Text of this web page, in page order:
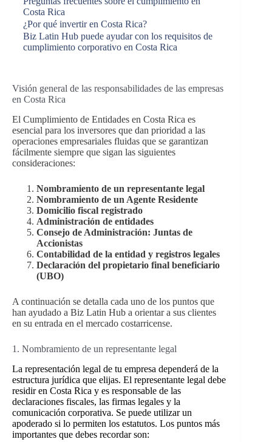
Costa Rica
¿Por qué invertir en Costa Rica?
Biz Latin Hub puede ayudar con los requisitos de
cumplimiento corporativo en Costa Rica
Visión general de las responsabilidades de las empresas
en Costa Rica
El Cumplimiento de Entidades en Costa Rica es
esencial para los inversores que dan prioridad a las
operaciones empresariales fluidas que se garantizan
fácilmente siempre que sigan las siguientes
consideraciones:
Nombramiento de un representante legal
Nombramiento de un Agente Residente
Domicilio fiscal registrado
Administración de entidades
Consejo de Administración: Juntas de
Accionistas
Contabilidad de la entidad y registros legales
Declaración del propietario final beneficiario
(UBO)
A continuación se detalla cada uno de los puntos que
han ayudado a Biz Latin Hub a orientar a sus clientes
en su entrada en el mercado costarricense.
1. Nombramiento de un representante legal
La representación legal de tu empresa dependerá de la
estructura jurídica que elijas. El representante legal debe
residir en Costa Rica y es responsable de las
declaraciones fiscales, las firmas legales y la
comunicación corporativa. Se puede utilizar un
apoderado si lo permiten los estatutos. Los puntos más
importantes que debes recordar son: